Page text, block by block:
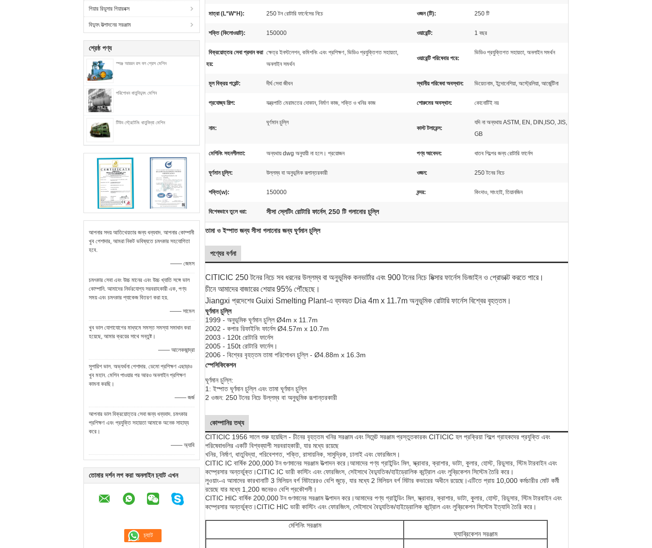
গিয়ার রিডুসার গিয়ারবক্স
বিদ্যুৎ উত্পাদনের সরঞ্জাম
শ্রেষ্ঠ পণ্য
স্পঞ্জ আয়রন রস বল প্রেস মেশিন
পরিশোধন ধাতুবিদ্যুৎ মেশিন
টিউব স্ট্রেটেনিং ধাতুবিদ্যা মেশিন
আপনার সদয় আতিথেয়তার জন্য ধন্যবাদ. আপনার কোম্পানী
খুব পেশাদার, আমরা নিকট ভবিষ্যতে চমৎকার সহযোগিতা
হবে.
—— জেমস
চমৎকার সেবা এবং উচ্চ মানের এবং উচ্চ খ্যাতি সঙ্গে ভাল
কোম্পানি. আমাদের নির্ভরযোগ্য সরবরাহকারী এক, পণ্য
সময় এবং চমৎকার প্যাকেজ বিতরণ করা হয়.
—— সামেল
খুব ভাল যোগাযোগের মাধ্যমে সমস্ত সমস্যা সমাধান করা
হয়েছে, আমার ক্রয়ের সাথে সন্তুষ্ট।
—— আলেকজান্দ্রা
সুপারিশ ভাল. অভ্যর্থনা পেশাদার. ডেমো প্রশিক্ষণ এছাড়াও
খুব মহান. মেশিন পাওয়ার পর আরও অনলাইন প্রশিক্ষণ
কামনা করছি।
—— জর্জ
আপনার ভাল বিক্রয়োত্তর সেবা জন্য ধন্যবাদ. চমৎকার
প্রশিক্ষণ এবং প্রযুক্তি সহায়তা আমাকে অনেক সাহায্য
করে।
—— অ্যাবি
তোমার দর্শন লগ করা অনলাইন চ্যাট এখন
মাত্রা (L*W*H): 250 টন রোটারি ফার্নেসের নিচে ওজন (টি): 250 টি
শক্তি (কিলোওয়াট): 150000 ওয়ারেন্টি: 1 বছর
বিক্রয়োত্তর সেবা প্রদান করা
হয়:
ক্ষেত্র ইনস্টলেশন, কমিশনিং এবং প্রশিক্ষণ, ভিডিও প্রযুক্তিগত সহায়তা,
অনলাইন সমর্থন
ওয়ারেন্টি পরিষেবার পরে:
ভিডিও প্রযুক্তিগত সহায়তা, অনলাইন সমর্থন
মূল বিক্রয় পয়েন্ট: দীর্ঘ সেবা জীবন স্থানীয় পরিষেবা অবস্থান: ভিয়েতনাম, ইন্দোনেশিয়া, অস্ট্রেলিয়া, আর্জেন্টিনা
প্রযোজ্য শিল্প: যন্ত্রপাতি মেরামতের দোকান, নির্মাণ কাজ, শক্তি ও খনির কাজ শোরুমের অবস্থান: কোনোটিই নয়
নাম:
ঘূর্ণমান চুল্লি
কাস্ট টলারেন্স:
যদি না অন্যথায় ASTM, EN, DIN,ISO, JIS,
GB
মেশিনিং সহনশীলতা: অন্যথায় dwg অনুযায়ী না হলে। প্রয়োজন পণ্য আবেদন: ধাতব শিল্পের জন্য রোটারি ফার্নেস
ঘূর্ণমান চুল্লি: উল্লম্ব বা অনুভূমিক রূপান্তরকারী ওজন: 250 টনের নিচে
শক্তি(w): 150000 বন্দর: কিংদাও, সাংহাই, তিয়ানজিন
বিশেষভাবে তুলে ধরা: সীসা স্লেটিং রোটারি ফার্নেস, 250 টি গলানোর চুল্লি
তামা ও ইস্পাত জন্য সীসা গলানোর জন্য ঘূর্ণমান চুল্লি
পণ্যের বর্ণনা
CITICIC 250 টনের নিচে সব ধরনের উল্লম্ব বা অনুভূমিক কনভার্টার এবং 900 টনের নিচে মিক্সার ফার্নেস ডিজাইন ও প্রোডাক্ট করতে পারে।
চীনে আমাদের বাজারের শেয়ার 95% পৌঁছেছে।
Jiangxi প্রদেশের Guixi Smelting Plant-এ ব্যবহৃত Dia 4m x 11.7m অনুভূমিক রোটারি ফার্নেস বিশ্বের বৃহত্তম।
ঘূর্ণমান চুল্লি
1999 - অনুভূমিক ঘূর্ণমান চুল্লি Ø4m x 11.7m
2002 - কপার রিফাইনিং ফার্নেস Ø4.57m x 10.7m
2003 - 120t রোটারি ফার্নেস
2005 - 150t রোটারি ফার্নেস।
2006 - বিশ্বের বৃহত্তম তামা পরিশোধন চুল্লি - Ø4.88m x 16.3m
স্পেসিফিকেশন
ঘূর্ণমান চুল্লি:
1: ইস্পাত ঘূর্ণমান চুল্লি এবং তামা ঘূর্ণমান চুল্লি
2 ওজন: 250 টনের নিচে উল্লম্ব বা অনুভূমিক রূপান্তরকারী
কোম্পানির তথ্য
CITICIC 1956 সালে শুরু হয়েছিল - চীনের বৃহত্তম খনির সরঞ্জাম এবং সিমেন্ট সরঞ্জাম প্রস্তুতকারক৷ CITICIC হল প্রক্রিয়া শিল্পে গ্রাহকদের প্রযুক্তি এবং
পরিষেবাগুলির একটি বিশ্বব্যাপী সরবরাহকারী, যার মধ্যে রয়েছে
খনির, নির্মাণ, ধাতুবিদ্যা, পরিবেশগত, শক্তি, রাসায়নিক, সামুদ্রিক, ঢালাই এবং ফোরজিংস।
CITIC IC বার্ষিক 200,000 টন গুণমানের সরঞ্জাম উত্পাদন করে।আমাদের পণ্য গ্রাইন্ডিং মিল, স্ক্রাবার, ক্রাশার, ভাটা, কুলার, হোস্ট, রিডুসার, স্টিম টারবাইন এবং
কম্প্রেসার অন্তর্ভুক্ত।CITIC IC ভারী কাস্টিং এবং ফোরজিংস, সেইসাথে বৈদ্যুতিক/হাইড্রোলিক কন্ট্রোল এবং লুব্রিকেশন সিস্টেম তৈরি করে।
লুওয়াং-এ আমাদের কারখানাটি 3 মিলিয়ন বর্গ মিটারেরও বেশি জুড়ে, যার মধ্যে 2 মিলিয়ন বর্গ মিটার কভারের অধীনে রয়েছে।এটিতে প্রায় 10,000 কর্মচারীর মোট কর্মী
রয়েছে যার মধ্যে 1,200 জনেরও বেশি প্রকৌশলী।
CITIC HIC বার্ষিক 200,000 টন গুণমানের সরঞ্জাম উত্পাদন করে।আমাদের পণ্য গ্রাইন্ডিং মিল, স্ক্রাবার, ক্রাশার, ভাটা, কুলার, হোস্ট, রিডুসার, স্টিম টারবাইন এবং
কম্প্রেসার অন্তর্ভুক্ত।CITIC HIC ভারী কাস্টিং এবং ফোরজিংস, সেইসাথে বৈদ্যুতিক/হাইড্রোলিক কন্ট্রোল এবং লুব্রিকেশন সিস্টেম ইত্যাদি তৈরি করে।
মেশিনিং সরঞ্জাম
ফ্যাব্রিকেশন সরঞ্জাম